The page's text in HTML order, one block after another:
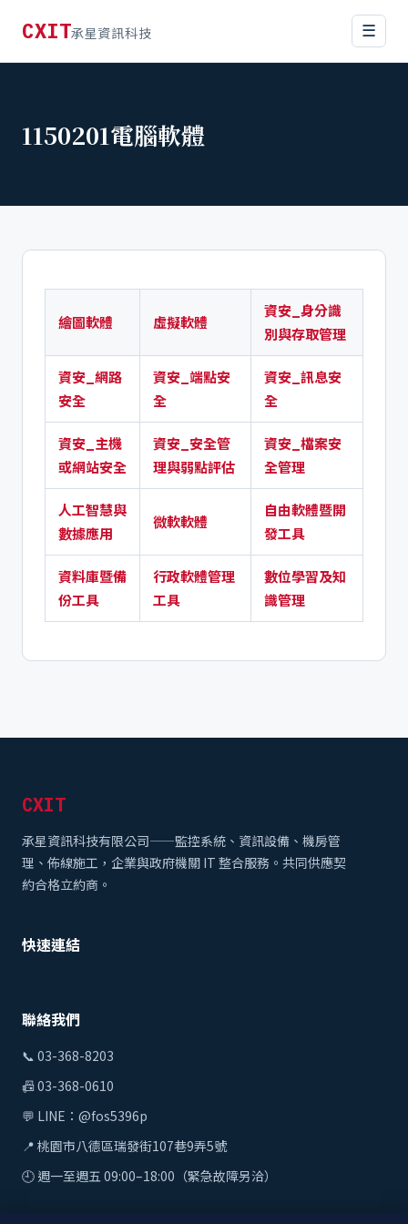
CXIT承星資訊科技 ☰
1150201電腦軟體
繪圖軟體 虛擬軟體
資安_身分識
別與存取管理
資安_網路
安全
資安_端點安
全
資安_訊息安
全
資安_主機
或網站安全
資安_安全管
理與弱點評估
資安_檔案安
全管理
人工智慧與
數據應用
微軟軟體
自由軟體暨開
發工具
資料庫暨備
份工具
行政軟體管理
工具
數位學習及知
識管理
CXIT
承星資訊科技有限公司——監控系統、資訊設備、機房管
理、佈線施工，企業與政府機關 IT 整合服務。共同供應契
約合格立約商。
快速連結
聯絡我們
📞 03-368-8203
📠 03-368-0610
💬 LINE： @fos5396p
📍 桃園市八德區瑞發街107巷9弄5號
🕘 週一至週五 09:00–18:00（緊急故障另洽）